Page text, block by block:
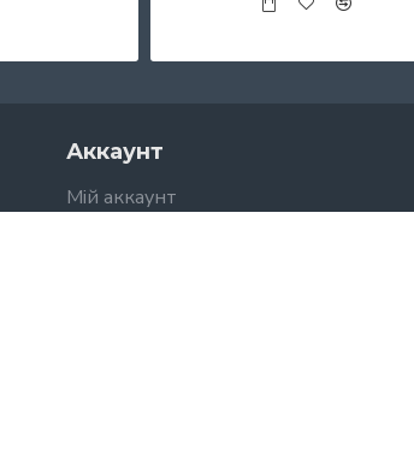
Аккаунт
Мій аккаунт